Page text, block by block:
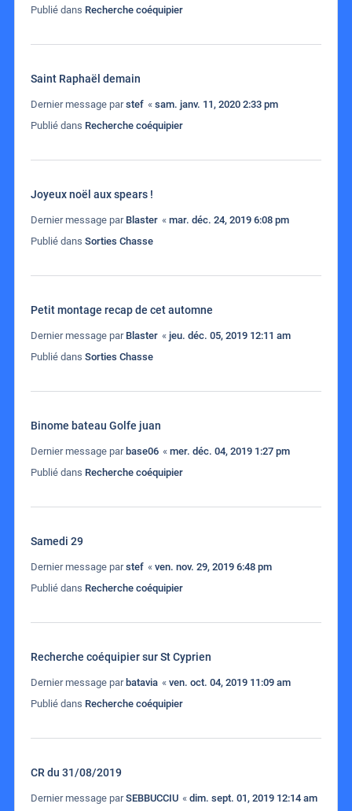
Publié dans Recherche coéquipier
Saint Raphaël demain
Dernier message parstef « sam. janv. 11, 2020 2:33 pm
Publié dans Recherche coéquipier
Joyeux noël aux spears !
Dernier message par Blaster « mar. déc. 24, 2019 6:08 pm
Publié dans Sorties Chasse
Petit montage recap de cet automne
Dernier message par Blaster « jeu. déc. 05, 2019 12:11 am
Publié dans Sorties Chasse
Binome bateau Golfe juan
Dernier message par base06 « mer. déc. 04, 2019 1:27 pm
Publié dans Recherche coéquipier
Samedi 29
Dernier message parstef « ven. nov. 29, 2019 6:48 pm
Publié dans Recherche coéquipier
Recherche coéquipier sur St Cyprien
Dernier message par batavia « ven. oct. 04, 2019 11:09 am
Publié dans Recherche coéquipier
CR du 31/08/2019
Dernier message parSEBBUCCIU « dim. sept. 01, 2019 12:14 am